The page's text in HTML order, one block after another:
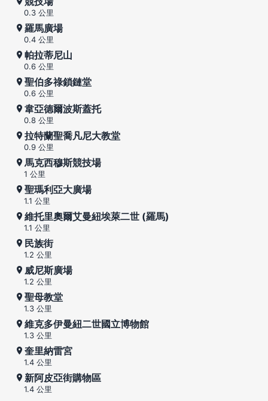
0.3 公里
羅馬廣場
0.4 公里
帕拉蒂尼山
0.6 公里
聖伯多祿鎖鏈堂
0.6 公里
韋亞德爾波斯蓋托
0.8 公里
拉特蘭聖喬凡尼大教堂
0.9 公里
馬克西穆斯競技場
1 公里
聖瑪利亞大廣場
1.1 公里
維托里奧爾艾曼紐埃萊二世 (羅馬)
1.1 公里
民族街
1.2 公里
威尼斯廣場
1.2 公里
聖母教堂
1.3 公里
維克多伊曼紐二世國立博物館
1.3 公里
奎里納雷宮
1.4 公里
新阿皮亞街購物區
1.4 公里